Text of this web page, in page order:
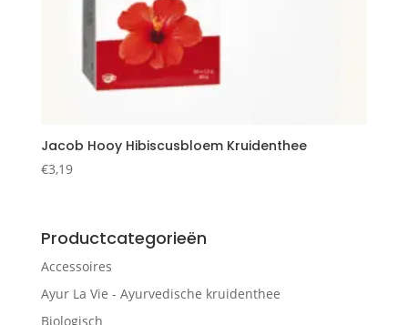
Jacob Hooy Hibiscusbloem Kruidenthee
€3,19
Productcategorieën
Accessoires
Ayur La Vie - Ayurvedische kruidenthee
Biologisch